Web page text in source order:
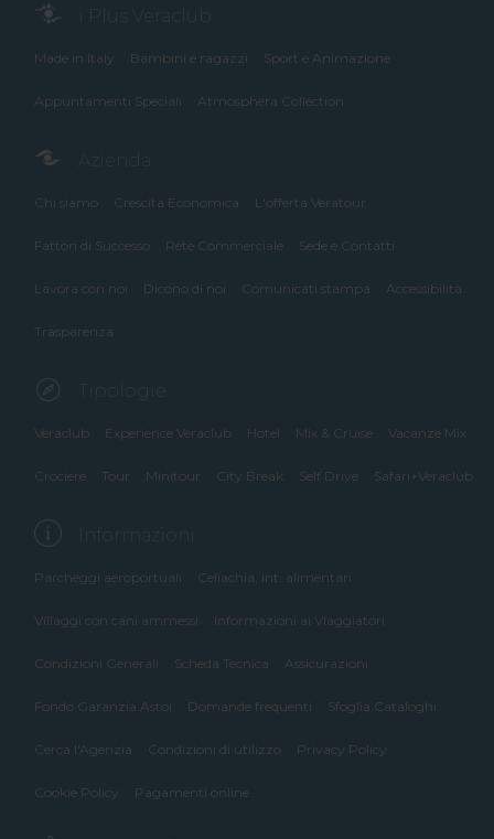
i Plus Veraclub
Made in Italy Bambini e ragazzi Sport e Animazione
Appuntamenti Speciali Atmosphera Collection
Azienda
Chi siamo Crescita Economica L'offerta Veratour
Fattori di Successo Rete Commerciale Sede e Contatti
Lavora con noi Dicono di noi Comunicati stampa Accessibilità
Trasparenza
Tipologie
Veraclub Experience Veraclub Hotel Mix & Cruise Vacanze Mix
Crociere Tour Minitour City Break Self Drive Safari+Veraclub
Informazioni
Parcheggi aeroportuali Celiachia, int. alimentari
Villaggi con cani ammessi Informazioni ai Viaggiatori
Condizioni Generali Scheda Tecnica Assicurazioni
Fondo Garanzia Astoi Domande frequenti Sfoglia Cataloghi
Cerca l'Agenzia Condizioni di utilizzo Privacy Policy
Cookie Policy Pagamenti online